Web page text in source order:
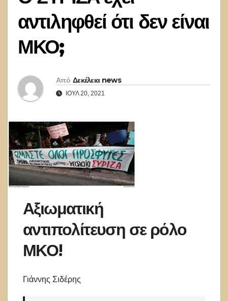
αντιληφθεί ότι δεν είναι
ΜΚΟ;
Από Δεκέλεια news
ΙΟΎΛ 20, 2021
Αξιωματική
αντιπολίτευση σε ρόλο
ΜΚΟ!
Γιάννης Σιδέρης